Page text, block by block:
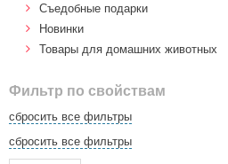
Cъедобные подарки
Новинки
Товары для домашних животных
Фильтр по свойствам
сбросить все фильтры
сбросить все фильтры